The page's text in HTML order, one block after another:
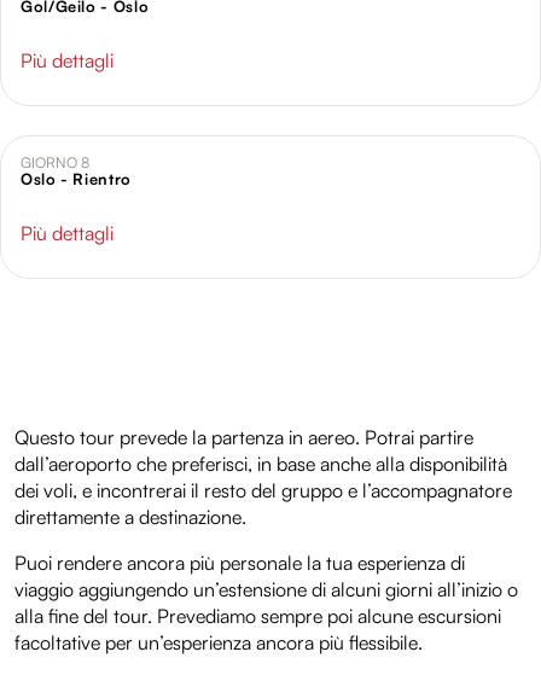
Gol/Geilo - Oslo
Più dettagli
GIORNO 8
Oslo - Rientro
Più dettagli
Questo tour prevede la partenza in aereo. Potrai partire
dall’aeroporto che preferisci, in base anche alla disponibilità
dei voli, e incontrerai il resto del gruppo e l’accompagnatore
direttamente a destinazione.
Puoi rendere ancora più personale la tua esperienza di
viaggio aggiungendo un’estensione di alcuni giorni all’inizio o
alla fine del tour. Prevediamo sempre poi alcune escursioni
facoltative per un’esperienza ancora più flessibile.